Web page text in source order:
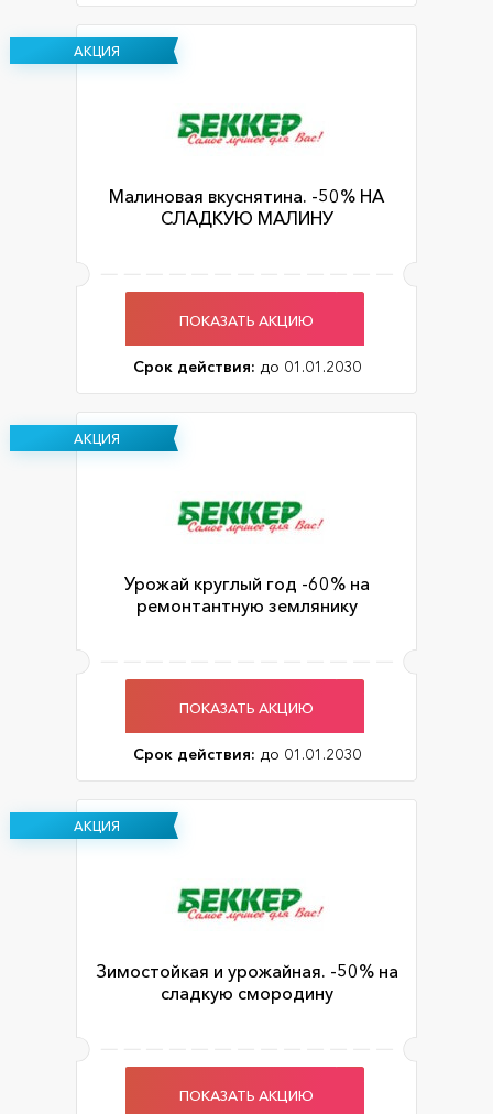
АКЦИЯ
Малиновая вкуснятина. -50% НА
СЛАДКУЮ МАЛИНУ
ПОКАЗАТЬ АКЦИЮ
Срок действия: до 01.01.2030
АКЦИЯ
Урожай круглый год -60% на
ремонтантную землянику
ПОКАЗАТЬ АКЦИЮ
Срок действия: до 01.01.2030
АКЦИЯ
Зимостойкая и урожайная. -50% на
сладкую смородину
ПОКАЗАТЬ АКЦИЮ